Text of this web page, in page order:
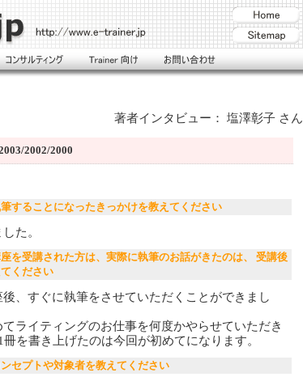
著者インタビュー： 塩澤彰子 さん
2002/2000
することになったきっかけを教えてください
た。
を受講された方は、実際に執筆のお話がきたのは、 受講後
ください
、すぐに執筆をさせていただくことができまし
ライティングのお仕事を何度かやらせていただき
冊を書き上げたのは今回が初めてになります。
セプトや対象者を教えてください